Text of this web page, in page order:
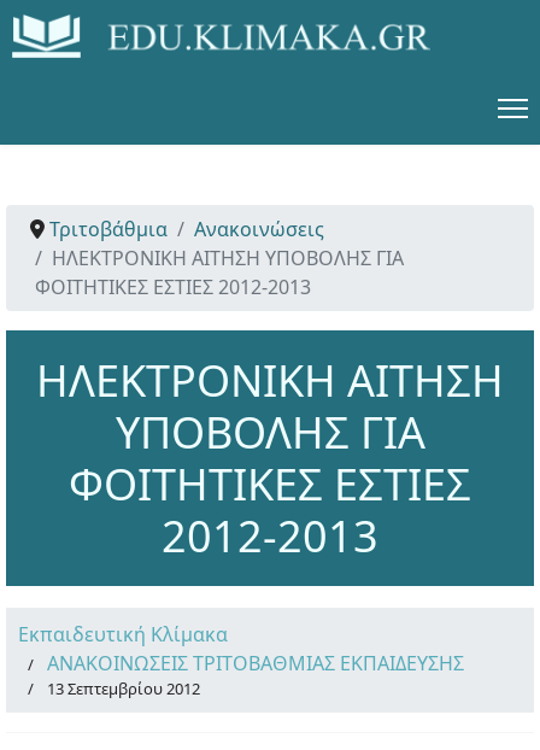
Τριτοβάθμια
Ανακοινώσεις
ΗΛΕΚΤΡΟΝΙΚΗ ΑΙΤΗΣΗ ΥΠΟΒΟΛΗΣ ΓΙΑ
ΦΟΙΤΗΤΙΚΕΣ ΕΣΤΙΕΣ 2012-2013
ΗΛΕΚΤΡΟΝΙΚΗ ΑΙΤΗΣΗ
ΥΠΟΒΟΛΗΣ ΓΙΑ
ΦΟΙΤΗΤΙΚΕΣ ΕΣΤΙΕΣ
2012-2013
Εκπαιδευτική Κλίμακα
ΑΝΑΚΟΙΝΩΣΕΙΣ ΤΡΙΤΟΒΑΘΜΙΑΣ ΕΚΠΑΙΔΕΥΣΗΣ
13 Σεπτεμβρίου 2012